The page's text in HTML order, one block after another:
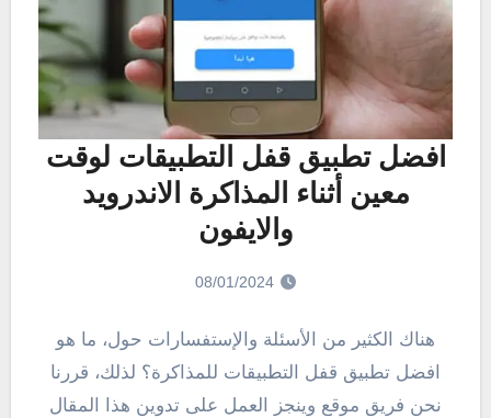
افضل تطبيق قفل التطبيقات لوقت
معين أثناء المذاكرة الاندرويد
والايفون
08/01/2024
هناك الكثير من الأسئلة والإستفسارات حول، ما هو
افضل تطبيق قفل التطبيقات للمذاكرة؟ لذلك، قررنا
نحن فريق موقع وينجز العمل على تدوين هذا المقال